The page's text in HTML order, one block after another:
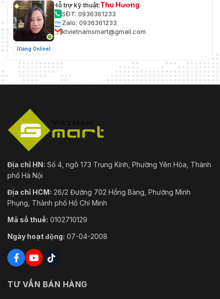
(Đang Online)
Hỗ trợ kỹ thuật:Thu Hương
SĐT: 0936361233
Zalo: 0936361233
ktvietnamsmart@gmail.com
Địa chỉ HN: Số 4, ngõ 173 Trung Kính, Phường Yên Hòa, Thành
phố Hà Nội
Địa chỉ HCM: 26/2 Đường 702 Hồng Bàng, Phường Minh
Phụng, Thành phố Hồ Chí Minh
Mã số thuế: 0102710129
Ngày hoạt động: 07-04-2008
TƯ VẤN BÁN HÀNG